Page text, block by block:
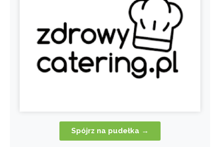
Spójrz na pudełka →